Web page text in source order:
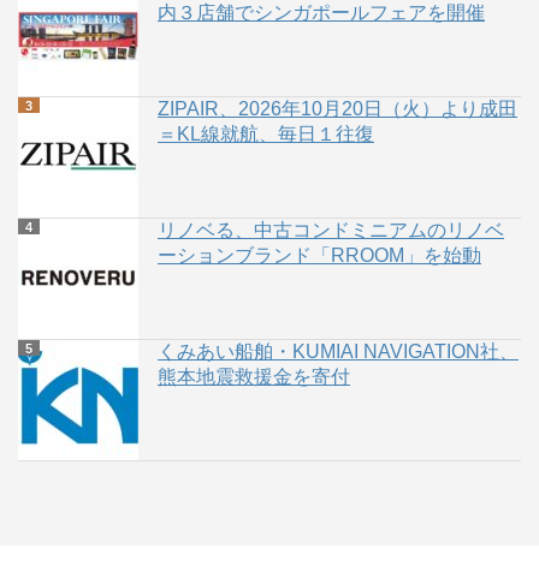
内３店舗でシンガポールフェアを開催
ZIPAIR、2026年10月20日（火）より成田
＝KL線就航、毎日１往復
リノベる、中古コンドミニアムのリノベ
ーションブランド「RROOM」を始動
くみあい船舶・KUMIAI NAVIGATION社、
熊本地震救援金を寄付